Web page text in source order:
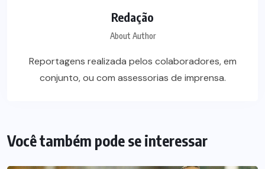
Redação
About Author
Reportagens realizada pelos colaboradores, em
conjunto, ou com assessorias de imprensa.
Você também pode se interessar